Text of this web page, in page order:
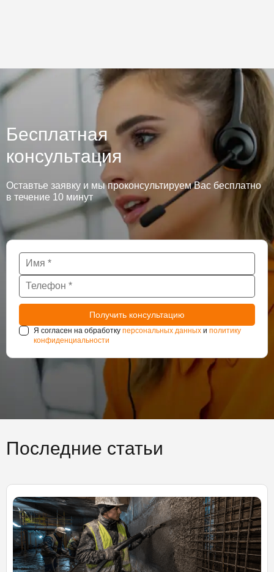
Бесплатная
консультация
Оставтье заявку и мы проконсультируем Вас бесплатно
в течение 10 минут
Я согласен на обработку персональных данных и политику
конфиденциальности
Последние статьи